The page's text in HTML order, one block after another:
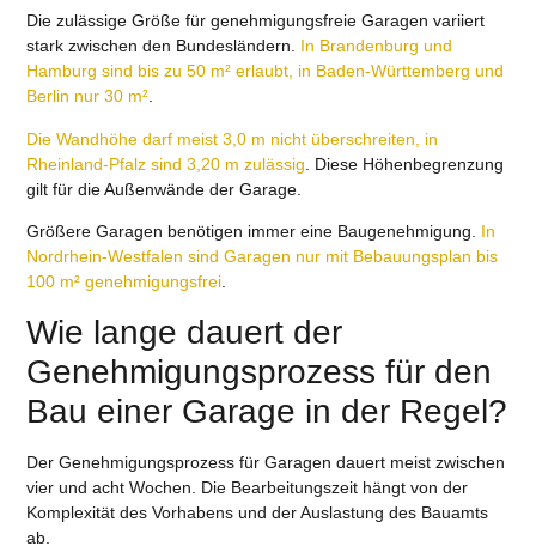
Die zulässige Größe für genehmigungsfreie Garagen variiert
stark zwischen den Bundesländern. In Brandenburg und
Hamburg sind bis zu 50 m² erlaubt, in Baden-Württemberg und
Berlin nur 30 m².
Die Wandhöhe darf meist 3,0 m nicht überschreiten, in
Rheinland-Pfalz sind 3,20 m zulässig . Diese Höhenbegrenzung
gilt für die Außenwände der Garage.
Größere Garagen benötigen immer eine Baugenehmigung. In
Nordrhein-Westfalen sind Garagen nur mit Bebauungsplan bis
100 m² genehmigungsfrei
Wie lange dauert der
Genehmigungsprozess für den
Bau einer Garage in der Regel?
Der Genehmigungsprozess für Garagen dauert meist zwischen
vier und acht Wochen. Die Bearbeitungszeit hängt von der
Komplexität des Vorhabens und der Auslastung des Bauamts
ab.